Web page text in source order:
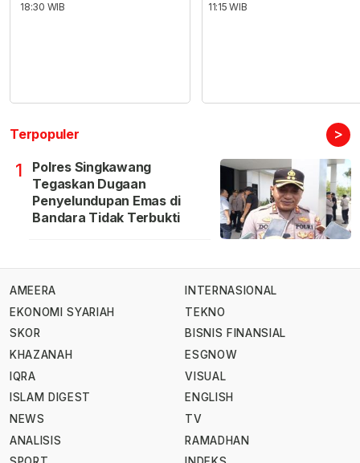
18:30 WIB
11:15 WIB
Terpopuler >
1
Polres Singkawang
Tegaskan Dugaan
Penyelundupan Emas di
Bandara Tidak Terbukti
AMEERA
EKONOMI SYARIAH
SKOR
KHAZANAH
IQRA
ISLAM DIGEST
NEWS
ANALISIS
INTERNASIONAL
TEKNO
BISNIS FINANSIAL
ESGNOW
VISUAL
ENGLISH
TV
RAMADHAN